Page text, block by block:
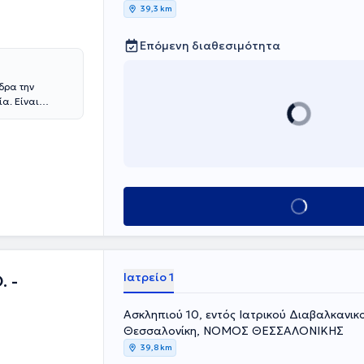
την
Είναι
με κάθε
39,3 km
Επόμενη διαθεσιμότητα
Κλείσε ραντεβού
-
Ιατρείο 1
Ασκληπιού 10, εντός Ιατρικού
Θεσσαλονίκη, ΝΟΜΟΣ ΘΕΣΣΑΛΟΝΙΚΗΣ
39,8 km